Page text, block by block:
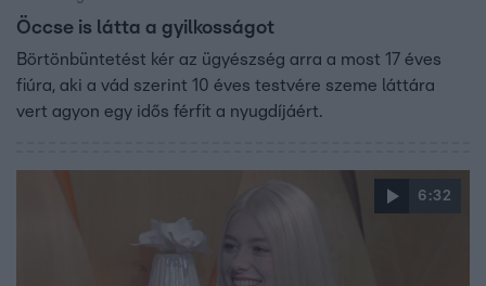
Öccse is látta a gyilkosságot
Börtönbüntetést kér az ügyészség arra a most 17 éves
fiúra, aki a vád szerint 10 éves testvére szeme láttára
vert agyon egy idős férfit a nyugdíjáért.
6:32